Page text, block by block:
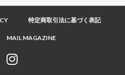
特定商取引法に基づく表記
MAIL MAGAZINE